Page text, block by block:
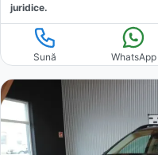
juridice.
Sună WhatsApp